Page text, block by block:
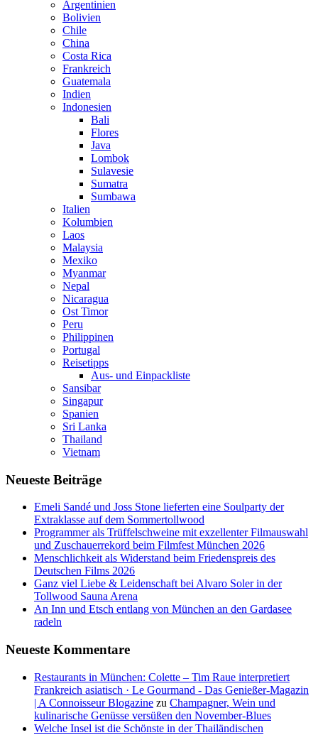
Argentinien
Bolivien
Chile
China
Costa Rica
Frankreich
Guatemala
Indien
Indonesien
Bali
Flores
Java
Lombok
Sulavesie
Sumatra
Sumbawa
Italien
Kolumbien
Laos
Malaysia
Mexiko
Myanmar
Nepal
Nicaragua
Ost Timor
Peru
Philippinen
Portugal
Reisetipps
Aus- und Einpackliste
Sansibar
Singapur
Spanien
Sri Lanka
Thailand
Vietnam
Neueste Beiträge
Emeli Sandé und Joss Stone lieferten eine Soulparty der
Extraklasse auf dem Sommertollwood
Programmer als Trüffelschweine mit exzellenter Filmauswahl
und Zuschauerrekord beim Filmfest München 2026
Menschlichkeit als Widerstand beim Friedenspreis des
Deutschen Films 2026
Ganz viel Liebe & Leidenschaft bei Alvaro Soler in der
Tollwood Sauna Arena
An Inn und Etsch entlang von München an den Gardasee
radeln
Neueste Kommentare
Restaurants in München: Colette – Tim Raue interpretiert
Frankreich asiatisch · Le Gourmand - Das Genießer-Magazin
| A Connoisseur Blogazine zu Champagner, Wein und
kulinarische Genüsse versüßen den November-Blues
Welche Insel ist die Schönste in der Thailändischen